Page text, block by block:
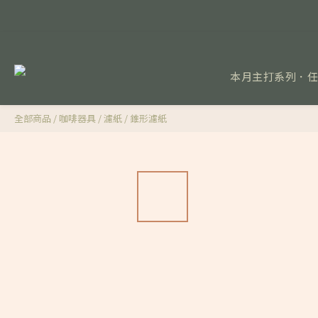
本月主打系列．
全部商品 / 咖啡器具 /濾紙 / 錐形濾紙